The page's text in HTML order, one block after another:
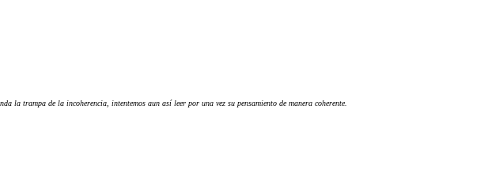
la trampa de la incoherencia, intentemos aun así leer por una vez su pensamiento de manera coherente.